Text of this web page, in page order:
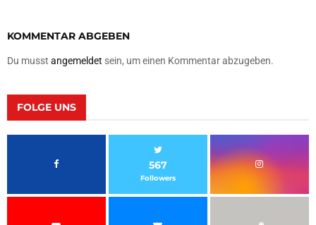
KOMMENTAR ABGEBEN
Du musst angemeldet sein, um einen Kommentar abzugeben.
FOLGE UNS
567
Followers